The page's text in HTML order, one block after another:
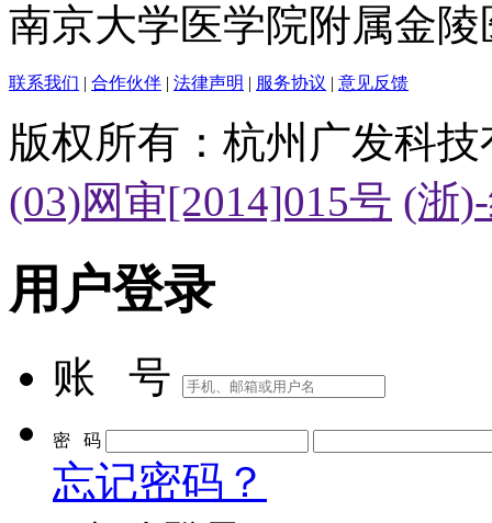
南京大学医学院附属金
联系我们 | 合作伙伴 | 法律声明 | 服务协议 | 意见反馈
版权所有：杭州广发科
(03)网审[2014]015号 (浙
用户登录
账 号
密 码
忘记密码？